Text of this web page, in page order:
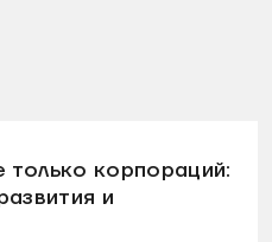
только корпораций:
и